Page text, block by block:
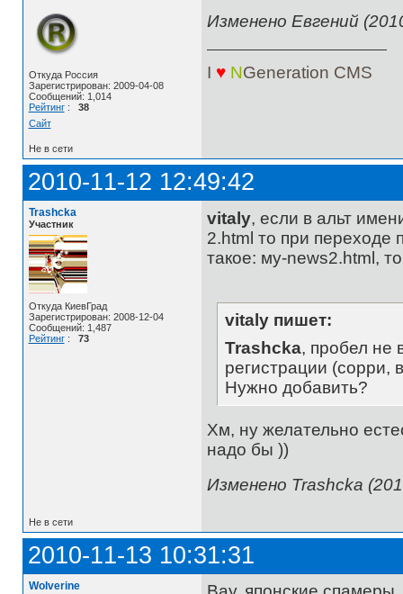
Откуда Россия
Зарегистрирован: 2009-04-08
Сообщений: 1,014
Рейтинг: 38
Сайт
Изменено Евгений
I ♥ NGeneration CMS
Не в сети
2010-11-12 12:49:42
Trashcka
Участник
Откуда КиевГрад
Зарегистрирован: 2008-12-04
Сообщений: 1,487
Рейтинг: 73
vitaly, если в альт
2.html то при переходе
такое: мy-news2.html, то
vitaly пишет:
Trashcka, пробел не
регистрации (сорри,
Нужно добавить?
Хм, ну желательно
надо бы ))
Изменено Trashcka
Не в сети
2010-11-13 10:31:31
Wolverine